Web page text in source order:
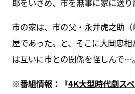
郎をいさめ、市を無事に家に送り
市の家は、市の父・永井虎之助
屋であった。と、そこに大岡忠
は互いに市との関係を怪しんで…。
※番組情報：『4K大型時代劇ス